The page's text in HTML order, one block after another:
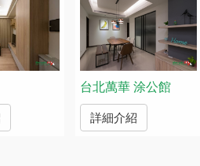
台北萬華 涂公館
詳細介紹